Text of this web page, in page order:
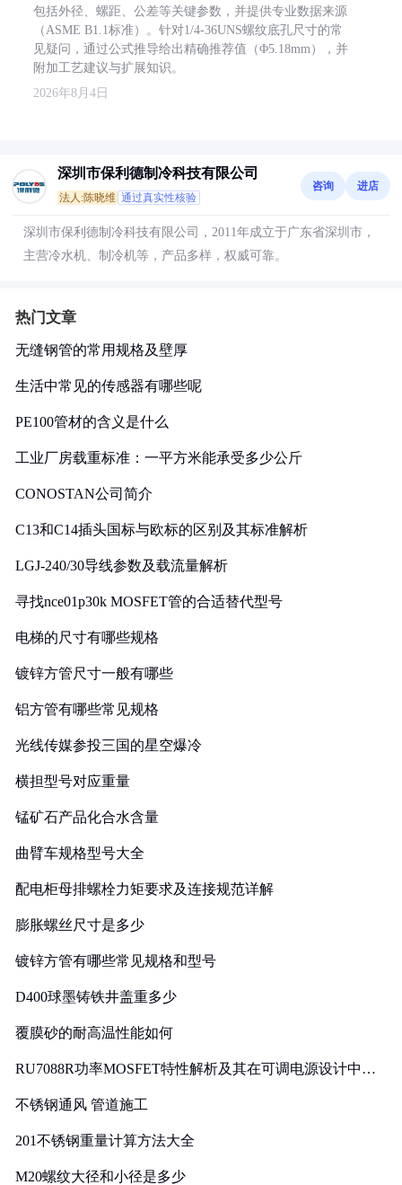
包括外径、螺距、公差等关键参数，并提供专业数据来源
（ASME B1.1标准）。针对1/4-36UNS螺纹底孔尺寸的常
见疑问，通过公式推导给出精确推荐值（Φ5.18mm），并
附加工艺建议与扩展知识。
2026年8月4日
深圳市保利德制冷科技有限公司
法人:陈晓维 通过真实性核验
咨询 进店
深圳市保利德制冷科技有限公司，2011年成立于广东省深圳市，
主营冷水机、制冷机等，产品多样，权威可靠。
热门文章
无缝钢管的常用规格及壁厚
生活中常见的传感器有哪些呢
PE100管材的含义是什么
工业厂房载重标准：一平方米能承受多少公斤
CONOSTAN公司简介
C13和C14插头国标与欧标的区别及其标准解析
LGJ-240/30导线参数及载流量解析
寻找nce01p30k MOSFET管的合适替代型号
电梯的尺寸有哪些规格
镀锌方管尺寸一般有哪些
铝方管有哪些常见规格
光线传媒参投三国的星空爆冷
横担型号对应重量
锰矿石产品化合水含量
曲臂车规格型号大全
配电柜母排螺栓力矩要求及连接规范详解
膨胀螺丝尺寸是多少
镀锌方管有哪些常见规格和型号
D400球墨铸铁井盖重多少
覆膜砂的耐高温性能如何
RU7088R功率MOSFET特性解析及其在可调电源设计中的
不锈钢通风 管道施工
201不锈钢重量计算方法大全
M20螺纹大径和小径是多少